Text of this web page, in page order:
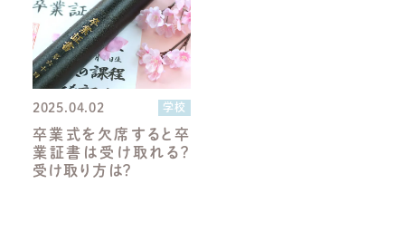
2025.04.02 学校
卒業式を欠席すると卒
業証書は受け取れる？
受け取り方は？